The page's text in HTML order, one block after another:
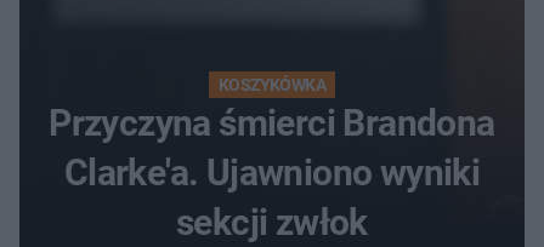
KOSZYKÓWKA
Przyczyna śmierci Brandona
Clarke'a. Ujawniono wyniki
sekcji zwłok